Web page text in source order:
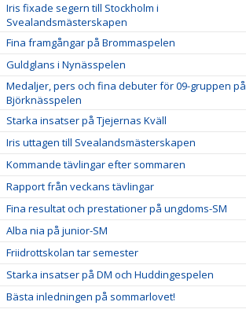
Iris fixade segern till Stockholm i
Svealandsmästerskapen
Fina framgångar på Brommaspelen
Guldglans i Nynässpelen
Medaljer, pers och fina debuter för 09-gruppen på
Björknässpelen
Starka insatser på Tjejernas Kväll
Iris uttagen till Svealandsmästerskapen
Kommande tävlingar efter sommaren
Rapport från veckans tävlingar
Fina resultat och prestationer på ungdoms-SM
Alba nia på junior-SM
Friidrottskolan tar semester
Starka insatser på DM och Huddingespelen
Bästa inledningen på sommarlovet!